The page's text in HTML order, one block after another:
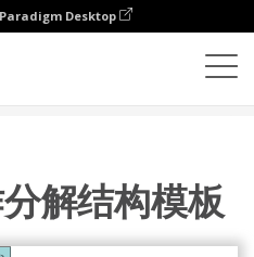
Desktop
解结构模板